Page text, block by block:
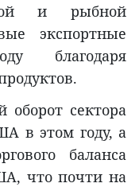
и рыбной
экспортные
благодаря
оборот сектора
в этом году, а
баланса
что почти на